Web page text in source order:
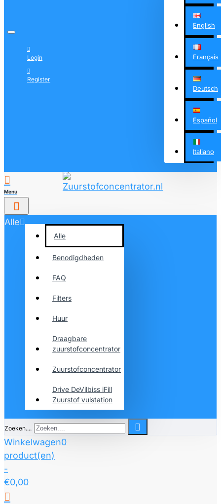
Login
Register
English
Français
Deutsch
Español
Italiano
Alle
Alle
Benodigdheden
FAQ
Filters
Huur
Draagbare
zuurstofconcentrator
Zuurstofconcentrator
Drive DeVilbiss iFill
Zuurstof vulstation
Zoeken....
Winkelwagen0
product(en)
-
€0,00